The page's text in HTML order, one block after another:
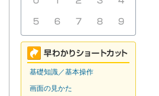
基礎知識／基本操作
画面の見かた